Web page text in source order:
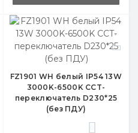
FZ1901 WH белый IP54 13W
3000K-6500K CCT-
переключатель D230*25
(без ПДУ)